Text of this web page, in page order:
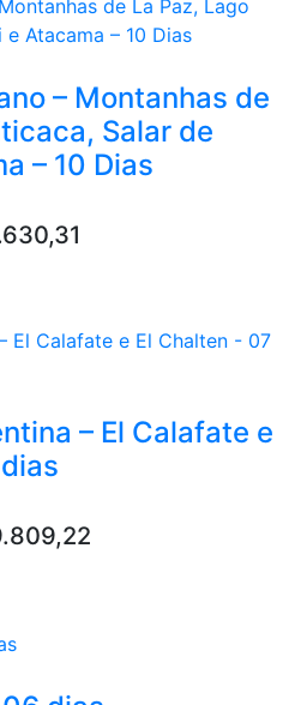
– Montanhas de
Salar de
– 10 Dias
– El Calafate e